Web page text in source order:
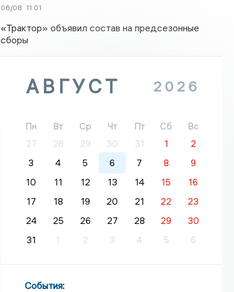
06/08 11:01
«Трактор» объявил состав на предсезонные
сборы
АВГУСТ 2026
Пн Вт Ср Чт Пт Сб
Вс
27
28 29 30 31 1
2
3
4 5 6 7 8
9
10
11 12 13 14 15
16
17
18 19 20 21 22
23
24
25 26 27 28 29
30
31
1 2 3 4 5 6
События: